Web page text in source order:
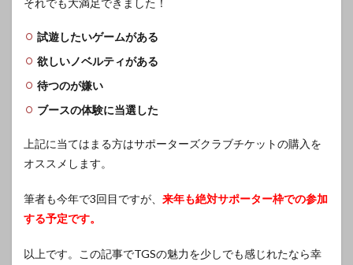
試遊したいゲームがある
欲しいノベルティがある
待つのが嫌い
ブースの体験に当選した
上記に当てはまる方はサポーターズクラブチケットの購入を
オススメします。
筆者も今年で3回目ですが、 来年も絶対サポーター枠での参加
する予定です。
以上です。この記事でTGSの魅力を少しでも感じれたなら幸